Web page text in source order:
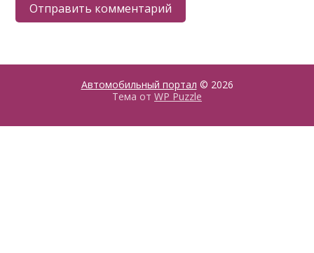
Автомобильный портал © 2026
Тема от WP Puzzle